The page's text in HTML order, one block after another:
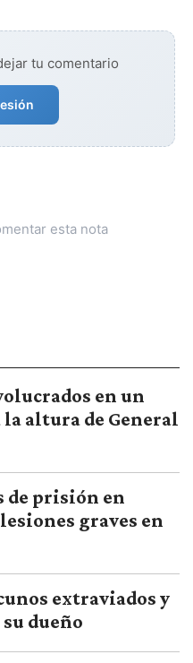
tu comentario
esta nota
en un
la altura de General
de prisión en
graves en
extraviados y
dueño